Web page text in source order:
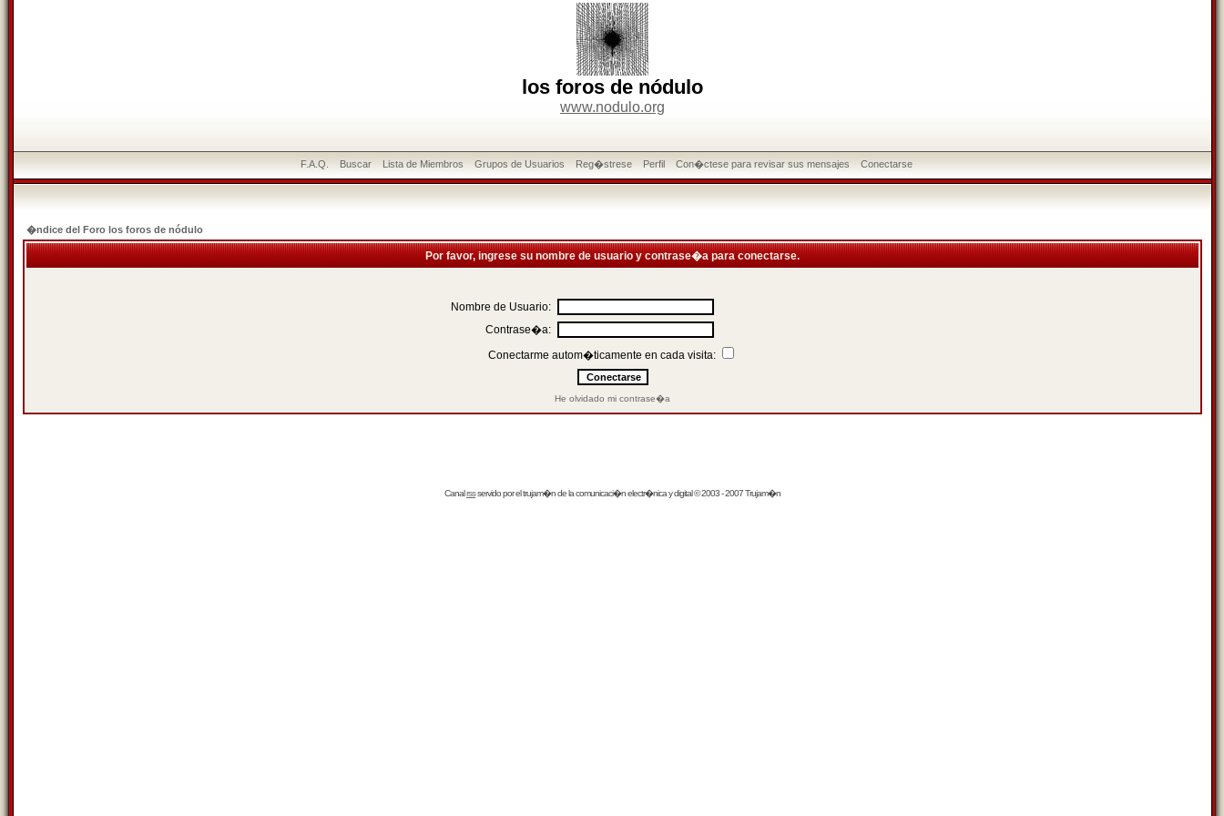
los foros de nódulo
www.nodulo.org
F.A.Q. Buscar Lista de Miembros Grupos de Usuarios Reg�strese Perfil Con�ctese para revisar sus mensajes Conectarse
�ndice del Foro los foros de nódulo
Por favor, ingrese su nombre de usuario y contrase�a para conectarse.
Nombre de Usuario:
Contrase�a:
Conectarme autom�ticamente en cada visita:
He olvidado mi contrase�a
Canalrssservido por eltrujam�nde la comunicaci�n electr�nica y digital © 2003 - 2007 Trujam�n